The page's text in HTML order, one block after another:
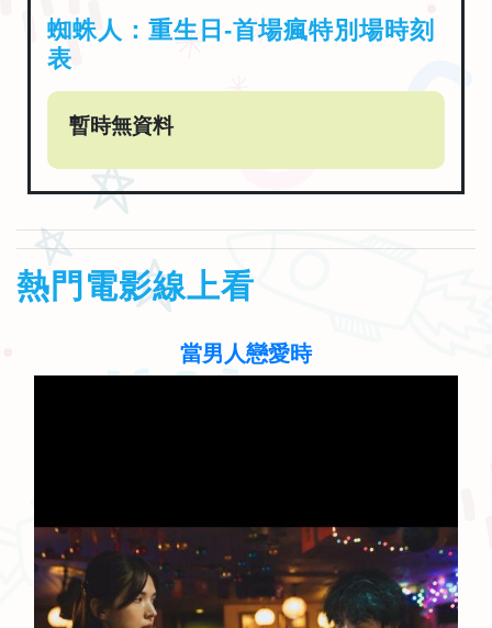
蜘蛛人：重生日-首場瘋特別場時刻
表
暫時無資料
熱門電影線上看
聽見歌 再唱